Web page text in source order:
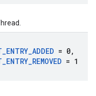
_ENTRY_ADDED = 0,
_ENTRY_REMOVED = 1